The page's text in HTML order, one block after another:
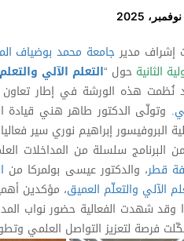
إشراف مديرجامعة محمد بوضياف
الثانية حول “التعلم الآلي
نُظمت هذه الورشة في إطار
. وتولّى الدكتور طاهر هني قيادة
البروفيسور إبراهيم نوري سير
البرنامج سلسلة من المداخلات
قطر، والدكتور عيسى بولمركا من
الآلي والتعلّم العميق، مؤكدين
وقد شهدت الفعالية حضور نواب
فرصة لتعزيز التواصل العلمي